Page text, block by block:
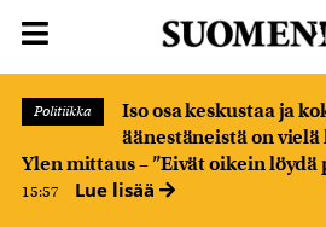
Politiikka
Iso osa keskustaa ja
äänestäneistä on
Ylen mittaus – ”Eivät oikein löydä
15:57
Lue lisää